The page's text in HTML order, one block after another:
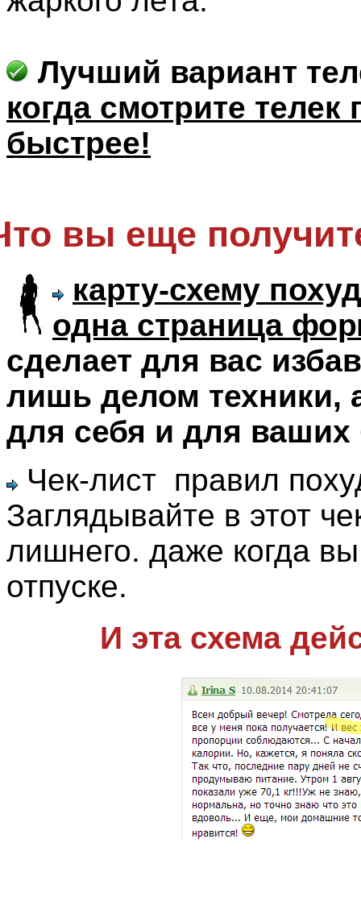
Лучший вариант
когда смотрите
быстрее!
вы еще
карту-схему
одна страница
сделает для вас
лишь делом
для себя и для ваших
Чек-лист правил
Заглядывайте в этот
лишнего. даже когда
отпуске.
И эта схема